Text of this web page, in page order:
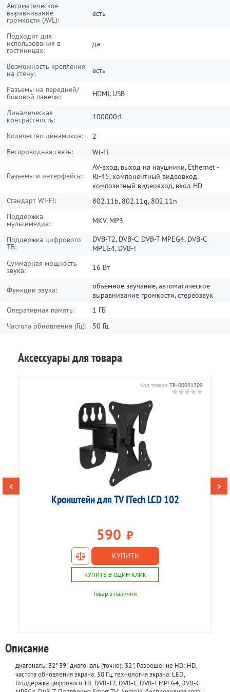
Автоматическое
выравнивание
громкости (AVL):
есть
Подходит для
использования в
гостиницах:
да
Возможность крепления
на стену: есть
Разъемы на передней/
боковой панели: HDMI, USB
Динамическая
контрастность: 100000:1
Количество динамиков:
2
Беспроводная связь:
Wi-Fi
Разъемы и интерфейсы:
AV-вход, выход на наушники, Ethernet -
RJ-45, компонентный видеовход,
композитный видеовход, вход HD
Стандарт Wi-Fi:
802.11b, 802.11g, 802.11n
Поддержка
мультимедиа: MKV, MP3
Поддержка цифрового
ТВ:
DVB-T2, DVB-C, DVB-T MPEG4, DVB-C
MPEG4, DVB-T
Суммарная мощность
звука: 16 Вт
Функции звука:
объемное звучание, автоматическое
выравнивание громкости, стереозвук
Оперативная память:
1 ГБ
Частота обновления (Гц):
50 Гц
Аксессуары для товара
Код товара: TR-00031309
Кронштейн для TV ITech LCD 102
590 ₽
КУПИТЬ
КУПИТЬ В ОДИН КЛИК
Товар в наличии
< >
Описание
диагональ: 32"-39", диагональ (точно): 32 ", Разрешение HD: HD,
частота обновления экрана: 50 Гц, технология экрана: LED,
Поддержка цифрового ТВ: DVB-T2, DVB-C, DVB-T MPEG4, DVB-C